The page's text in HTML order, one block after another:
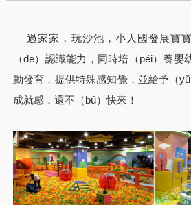
過家家，玩沙池，小人國發展寶
（de）認識能力，同時培（péi）養嬰
動發育，提供特殊感知覺，並給予（
成就感，還不（bú）快來！